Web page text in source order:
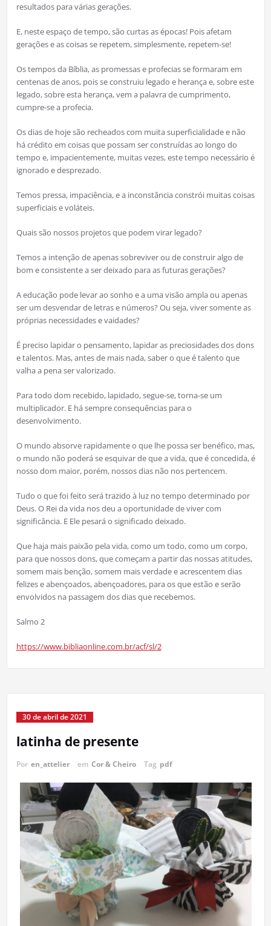
resultados para várias gerações.
E, neste espaço de tempo, são curtas as épocas! Pois afetam
gerações e as coisas se repetem, simplesmente, repetem-se!
Os tempos da Bíblia, as promessas e profecias se formaram em
centenas de anos, pois se construiu legado e herança e, sobre este
legado, sobre esta herança, vem a palavra de cumprimento,
cumpre-se a profecia.
Os dias de hoje são recheados com muita superficialidade e não
há crédito em coisas que possam ser construídas ao longo do
tempo e, impacientemente, muitas vezes, este tempo necessário é
ignorado e desprezado.
Temos pressa, impaciência, e a inconstância constrói muitas coisas
superficiais e voláteis.
Quais são nossos projetos que podem virar legado?
Temos a intenção de apenas sobreviver ou de construir algo de
bom e consistente a ser deixado para as futuras gerações?
A educação pode levar ao sonho e a uma visão ampla ou apenas
ser um desvendar de letras e números? Ou seja, viver somente as
próprias necessidades e vaidades?
É preciso lapidar o pensamento, lapidar as preciosidades dos dons
e talentos. Mas, antes de mais nada, saber o que é talento que
valha a pena ser valorizado.
Para todo dom recebido, lapidado, segue-se, torna-se um
multiplicador. E há sempre consequências para o
desenvolvimento.
O mundo absorve rapidamente o que lhe possa ser benéfico, mas,
o mundo não poderá se esquivar de que a vida, que é concedida, é
nosso dom maior, porém, nossos dias não nos pertencem.
Tudo o que foi feito será trazido à luz no tempo determinado por
Deus. O Rei da vida nos deu a oportunidade de viver com
significância. E Ele pesará o significado deixado.
Que haja mais paixão pela vida, como um todo, como um corpo,
para que nossos dons, que começam a partir das nossas atitudes,
somem mais benção, somem mais verdade e acrescentem dias
felizes e abençoados, abençoadores, para os que estão e serão
envolvidos na passagem dos dias que recebemos.
Salmo 2
https://www.bibliaonline.com.br/acf/sl/2
30 de abril de 2021
latinha de presente
Por en_attelier em Cor & Cheiro Tag pdf